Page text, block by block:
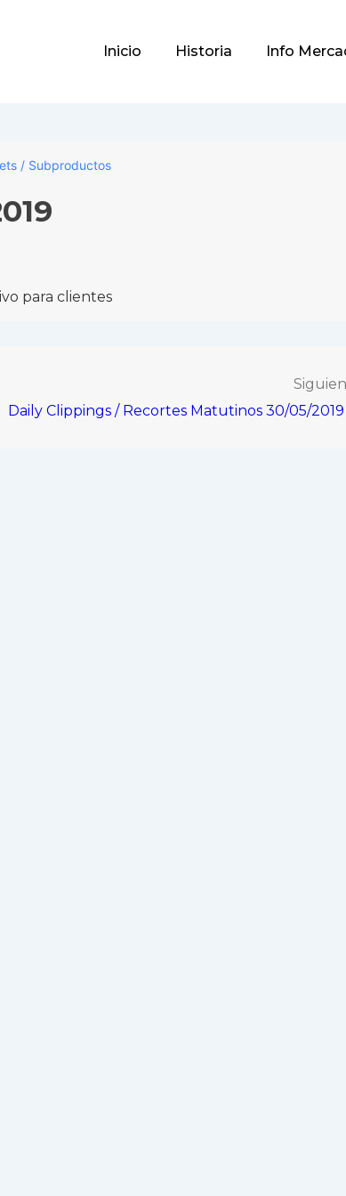
Main
Inicio Historia Info
/ Subproductos
para clientes
Daily Clippings / Recortes Matutinos 30/05/